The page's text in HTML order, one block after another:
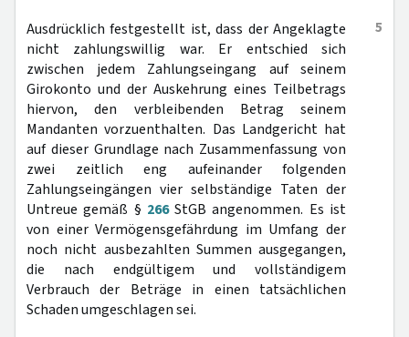
5
Ausdrücklich festgestellt ist, dass der Angeklagte
nicht zahlungswillig war. Er entschied sich
zwischen jedem Zahlungseingang auf seinem
Girokonto und der Auskehrung eines Teilbetrags
hiervon, den verbleibenden Betrag seinem
Mandanten vorzuenthalten. Das Landgericht hat
auf dieser Grundlage nach Zusammenfassung von
zwei zeitlich eng aufeinander folgenden
Zahlungseingängen vier selbständige Taten der
Untreue gemäß § 266StGB angenommen. Es ist
von einer Vermögensgefährdung im Umfang der
noch nicht ausbezahlten Summen ausgegangen,
die nach endgültigem und vollständigem
Verbrauch der Beträge in einen tatsächlichen
Schaden umgeschlagen sei.